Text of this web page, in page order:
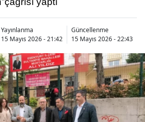
Yayınlanma
15 Mayıs 2026 - 21:42
Güncellenme
15 Mayıs 2026 - 22:43